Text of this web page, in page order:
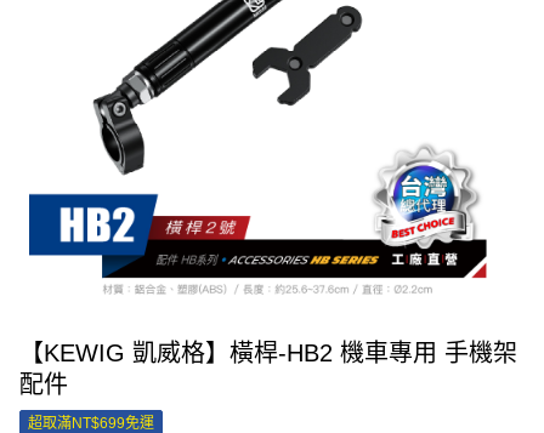
【KEWIG 凱威格】橫桿-HB2 機車專用 手機架
配件
超取滿NT$699免運